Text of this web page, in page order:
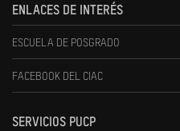
ENLACES DE INTERÉS
ESCUELA DE POSGRADO
FACEBOOK DEL CIAC
SERVICIOS PUCP